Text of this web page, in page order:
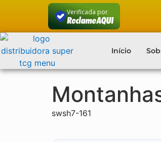
Verificada por
Início
swsh7-161